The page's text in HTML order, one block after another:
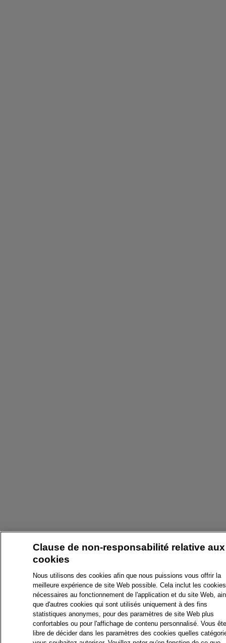
Clause de non-responsabilité relative aux
cookies
Nous utilisons des cookies afin que nous puissions vous offrir la
meilleure expérience de site Web possible. Cela inclut les cookies
nécessaires au fonctionnement de l'application et du site Web,
que d'autres cookies qui sont utilisés uniquement à des fins
statistiques anonymes, pour des paramètres de site Web plus
confortables ou pour l'affichage de contenu personnalisé. Vous
libre de décider dans les paramètres des cookies quelles